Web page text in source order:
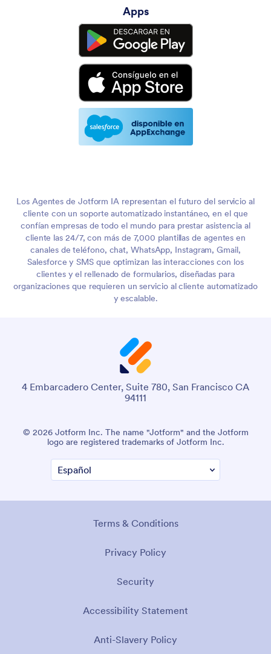
Apps
Los Agentes de Jotform IA representan el futuro del servicio al
cliente con un soporte automatizado instantáneo, en el que
confían empresas de todo el mundo para prestar asistencia al
cliente las 24/7, con más de 7,000 plantillas de agentes en
canales de teléfono, chat, WhatsApp, Instagram, Gmail,
Salesforce y SMS que optimizan las interacciones con los
clientes y el rellenado de formularios, diseñadas para
organizaciones que requieren un servicio al cliente automatizado
y escalable.
4 Embarcadero Center, Suite 780, San Francisco CA
94111
© 2026 Jotform Inc. The name "Jotform" and the Jotform
logo are registered trademarks of Jotform Inc.
Terms & Conditions
Privacy Policy
Security
Accessibility Statement
Anti-Slavery Policy